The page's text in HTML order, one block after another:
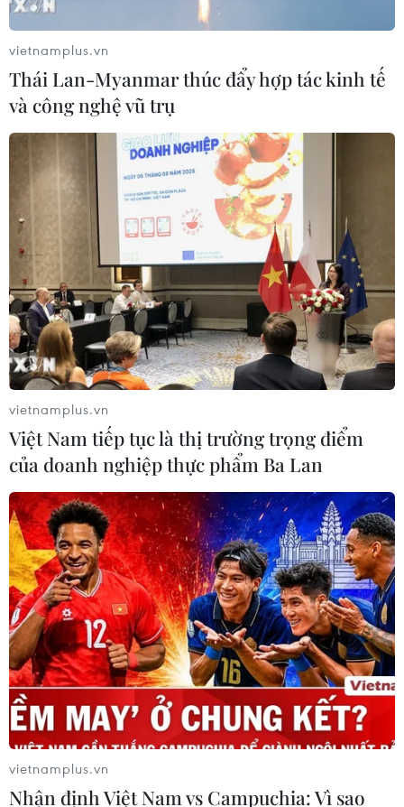
TIN CÙNG CHUYÊN MỤC
Ninh Bình phê duyệt hơn 500 tỷ
đồng xây dựng nhà chung cư cho
thuê
06/08/2026 08:09
vietnamplus.vn
Thái Lan-Myanmar thúc đẩy hợp tác kinh tế
và công nghệ vũ trụ
vietnamplus.vn
Việt Nam tiếp tục là thị trường trọng điểm
của doanh nghiệp thực phẩm Ba Lan
vietnamplus.vn
Nhận định Việt Nam vs Campuchia: Vì sao